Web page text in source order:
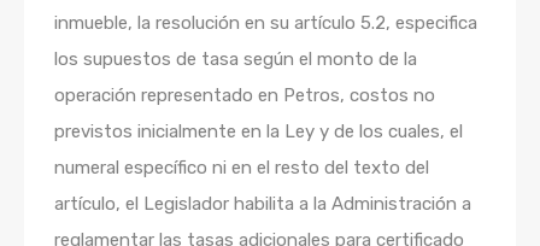
inmueble, la resolución en su artículo 5.2, especifica
los supuestos de tasa según el monto de la
operación representado en Petros, costos no
previstos inicialmente en la Ley y de los cuales, el
numeral específico ni en el resto del texto del
artículo, el Legislador habilita a la Administración a
reglamentar las tasas adicionales para certificado